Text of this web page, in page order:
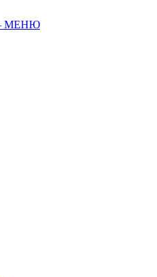
МЕНЮ